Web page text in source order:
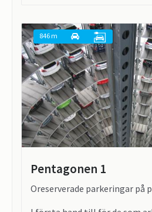
846 m
Pentagonen 1
Oreserverade parkeringar på